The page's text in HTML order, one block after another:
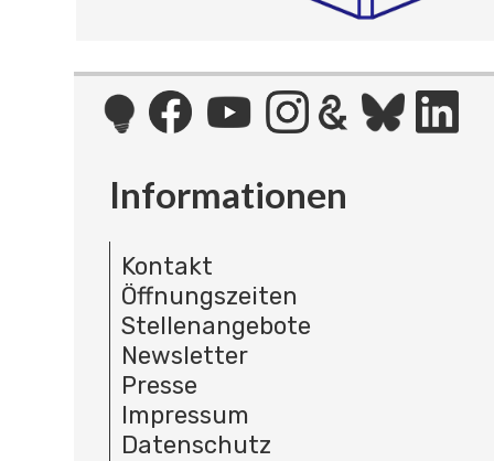
Informationen
Kontakt
Öffnungszeiten
Stellenangebote
Newsletter
Presse
Impressum
Datenschutz